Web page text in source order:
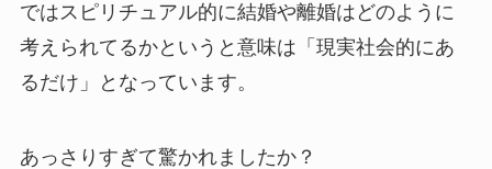
ではスピリチュアル的に結婚や離婚はどのように
考えられてるかというと意味は「現実社会的にあ
るだけ」となっています。
あっさりすぎて驚かれましたか？